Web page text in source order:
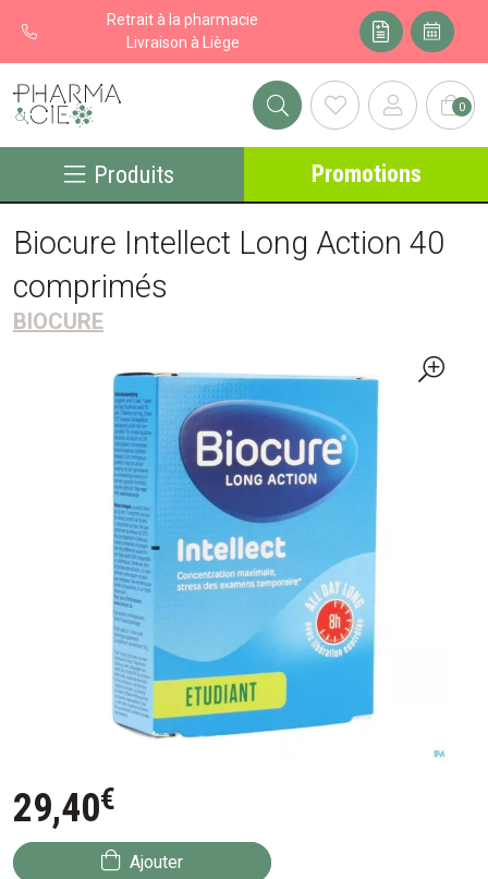
Retrait à la pharmacie
Livraison à Liège
Pharma&cie - Pharmacie des Franchises Votre export 0
Produits Promotions
Biocure Intellect Long Action 40
comprimés
BIOCURE
29,40€
Ajouter